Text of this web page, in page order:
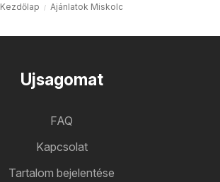
Kezdőlap Ajánlatok Miskolc
Ujsagomat
FAQ
Kapcsolat
Tartalom bejelentése